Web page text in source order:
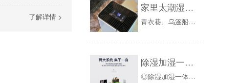
了解详情 >
家里太潮湿会成为细菌的温床
青衣巷、乌篷船、飞檐与青黛……于江南，大抵是这样的印象？可江南烟雨更像是江南的标签不是吗？诗中有言“撑着油纸伞……如丁香一样的姑娘”一位着青...
除湿加湿一体机156L／D
◎除湿加湿一体机的作用：一台机器具备除湿功能、加湿功能，设置好湿度，当房间湿度值高于设置的湿度值时，电脑板控制系统会起动机器除湿功能模块来进...